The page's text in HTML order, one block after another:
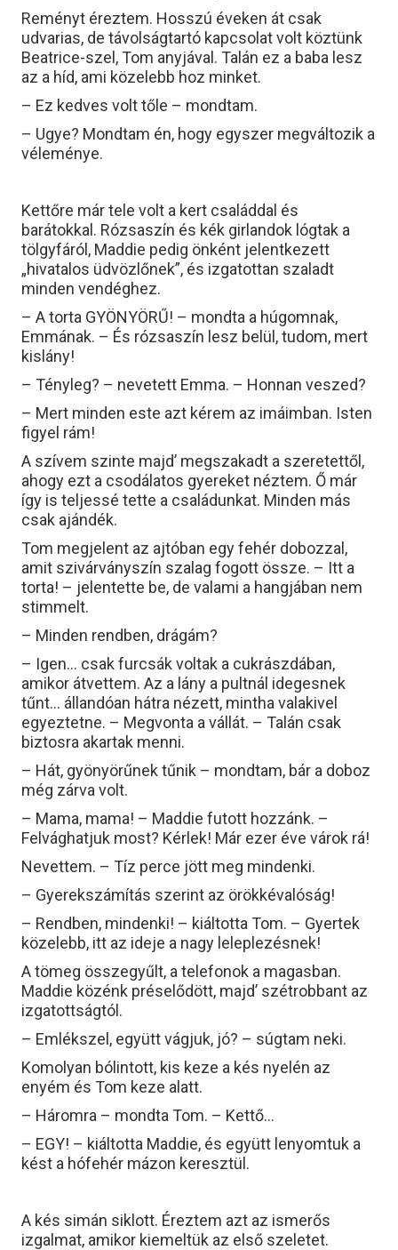
Reményt éreztem. Hosszú éveken át csak
udvarias, de távolságtartó kapcsolat volt köztünk
Beatrice-szel, Tom anyjával. Talán ez a baba lesz
az a híd, ami közelebb hoz minket.
– Ez kedves volt tőle – mondtam.
– Ugye? Mondtam én, hogy egyszer megváltozik a
véleménye.
Kettőre már tele volt a kert családdal és
barátokkal. Rózsaszín és kék girlandok lógtak a
tölgyfáról, Maddie pedig önként jelentkezett
„hivatalos üdvözlőnek”, és izgatottan szaladt
minden vendéghez.
– A torta GYÖNYÖRŰ! – mondta a húgomnak,
Emmának. – És rózsaszín lesz belül, tudom, mert
kislány!
– Tényleg? – nevetett Emma. – Honnan veszed?
– Mert minden este azt kérem az imáimban. Isten
figyel rám!
A szívem szinte majd’ megszakadt a szeretettől,
ahogy ezt a csodálatos gyereket néztem. Ő már
így is teljessé tette a családunkat. Minden más
csak ajándék.
Tom megjelent az ajtóban egy fehér dobozzal,
amit szivárványszín szalag fogott össze. – Itt a
torta! – jelentette be, de valami a hangjában nem
stimmelt.
– Minden rendben, drágám?
– Igen… csak furcsák voltak a cukrászdában,
amikor átvettem. Az a lány a pultnál idegesnek
tűnt… állandóan hátra nézett, mintha valakivel
egyeztetne. – Megvonta a vállát. – Talán csak
biztosra akartak menni.
– Hát, gyönyörűnek tűnik – mondtam, bár a doboz
még zárva volt.
– Mama, mama! – Maddie futott hozzánk. –
Felvághatjuk most? Kérlek! Már ezer éve várok rá!
Nevettem. – Tíz perce jött meg mindenki.
– Gyerekszámítás szerint az örökkévalóság!
– Rendben, mindenki! – kiáltotta Tom. – Gyertek
közelebb, itt az ideje a nagy leleplezésnek!
A tömeg összegyűlt, a telefonok a magasban.
Maddie közénk préselődött, majd’ szétrobbant az
izgatottságtól.
– Emlékszel, együtt vágjuk, jó? – súgtam neki.
Komolyan bólintott, kis keze a kés nyelén az
enyém és Tom keze alatt.
– Háromra – mondta Tom. – Kettő…
– EGY! – kiáltotta Maddie, és együtt lenyomtuk a
kést a hófehér mázon keresztül.
A kés simán siklott. Éreztem azt az ismerős
izgalmat, amikor kiemeltük az első szeletet.